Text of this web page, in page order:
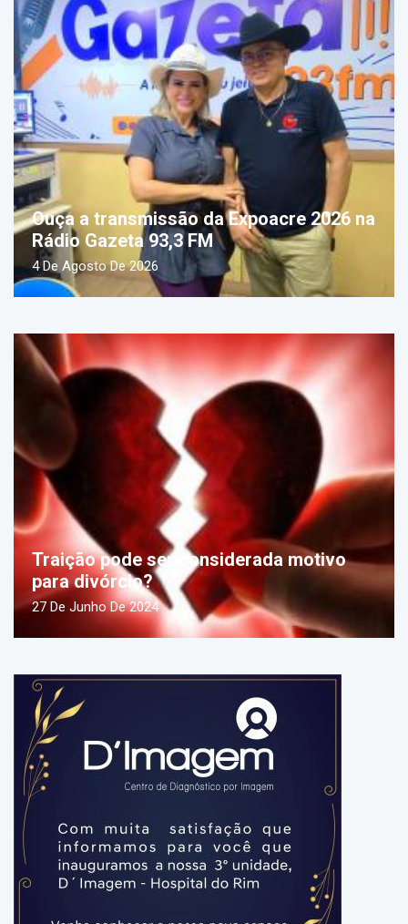
Ouça a transmissão da Expoacre 2026 na
Rádio Gazeta 93,3 FM
4 De Agosto De 2026
Traição pode ser considerada motivo
para divórcio?
27 De Junho De 2024